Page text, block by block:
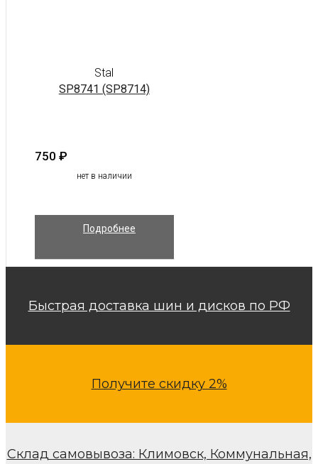
Stal
SP8741 (SP8714)
750 ₽
нет в наличии
Подробнее
Быстрая доставка шин и дисков по РФ
Получите скидку 2%
Склад самовывоза: Климовск, Коммунальная,